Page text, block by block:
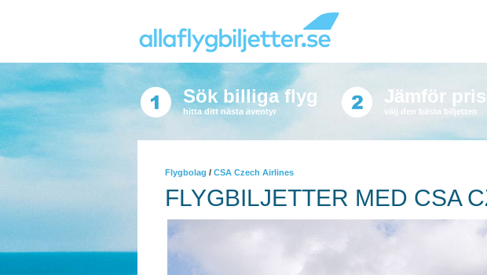
Sök billiga flyg
hitta ditt nästa äventyr
Jämför
välj den bästa biljetten
Flygbolag / CSA Czech Airlines
FLYGBILJETTER MED CSA